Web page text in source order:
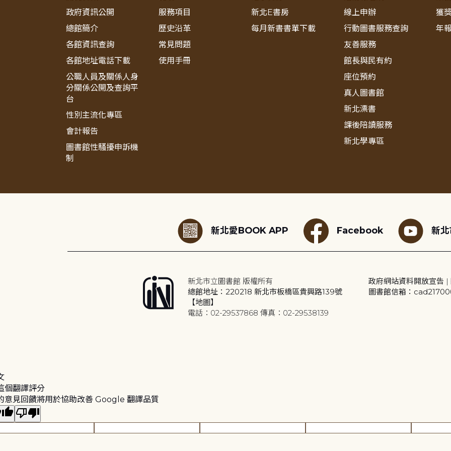
政府資訊公開
總館簡介
各館資訊查詢
各館地址電話下載
公職人員及關係人身
分關係公開及查詢平
台
性別主流化專區
會計報告
圖書館性騷擾申訴機
制
服務項目
歷史沿革
常見問題
使用手冊
新北E書房
每月新書書單下載
線上申辦
行動圖書服務查詢
友善服務
館長與民有約
座位預約
真人圖書館
新北漂書
課後陪讀服務
新北學專區
獲
年報
新北愛BOOK APP Facebook 新
新北市立圖書館 版權所有
總館地址：220218 新北市板橋區貴興路139號
【地圖】
電話：02-29537868 傳真：02-29538139
政府網站資料開放宣告 |
圖書館信箱：
個翻譯評分
意見回饋將用於協助改善 Google 翻譯品質